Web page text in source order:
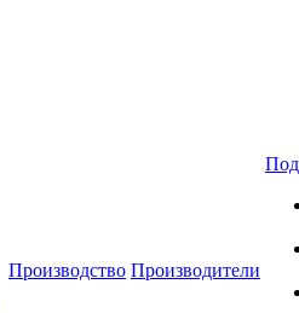
Производство Производители